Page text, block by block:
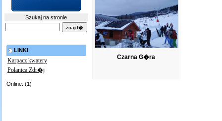
Szukaj na stronie
LINKI
Karpacz kwatery
Polanica Zdr�j
Online: (1)
Czarna G�ra